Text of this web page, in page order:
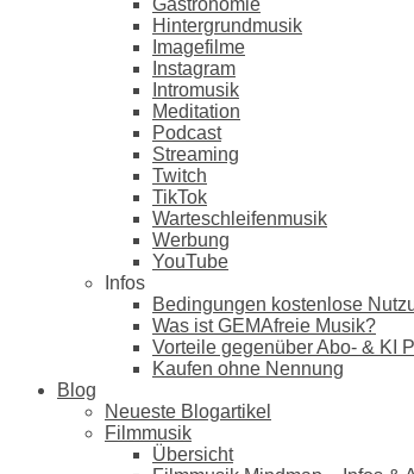
Hintergrundmusik
Imagefilme
Instagram
Intromusik
Meditation
Podcast
Streaming
Twitch
TikTok
Warteschleifenmusik
Werbung
YouTube
Infos
Bedingungen kostenlose
Was ist GEMAfreie Musik?
Vorteile gegenüber Abo- & KI
Kaufen ohne Nennung
Blog
Neueste Blogartikel
Filmmusik
Übersicht